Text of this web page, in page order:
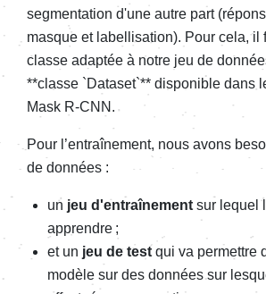
segmentation d'une autre part
masque et labellisation). Pour cela, il
classe adaptée à notre jeu de
**classe `Dataset`** disponible dans
Mask R-CNN.
Pour l’entraînement, nous avons
de données :
un jeu d'entraînementsur lequel
apprendre ;
et un jeu de testqui va permettre
modèle sur des données sur